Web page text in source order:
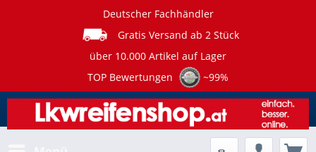
Deutscher Fachhändler
Gratis Versand ab 2 Stück
über 10.000 Artikel auf Lager
TOP Bewertungen
~99%